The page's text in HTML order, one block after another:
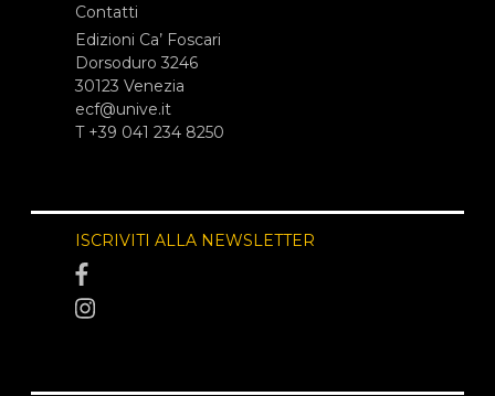
Contatti
Edizioni Ca’ Foscari
Dorsoduro 3246
30123 Venezia
ecf@unive.it
T +39 041 234 8250
ISCRIVITI ALLA NEWSLETTER